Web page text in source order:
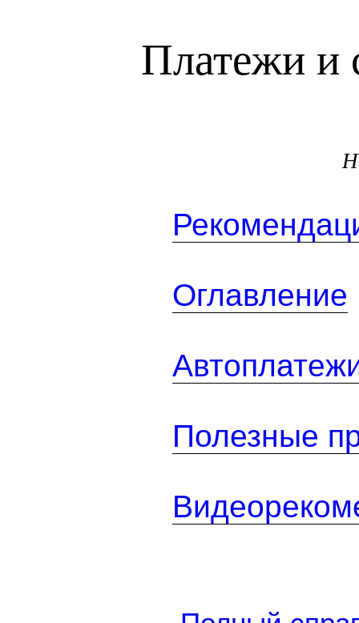
Платежи и
Оглавление
Полезные